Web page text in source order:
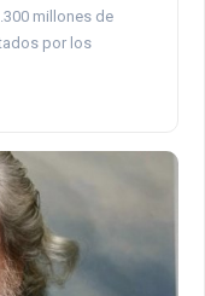
millones de
por los